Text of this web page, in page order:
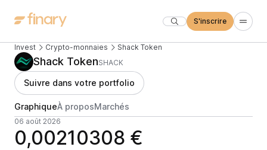
S'inscrire
Invest Crypto-monnaies Shack Token
Shack TokenSHACK
Suivre dans votre portfolio
GraphiqueÀ proposMarchés
06 août 2026
0,00210308 €